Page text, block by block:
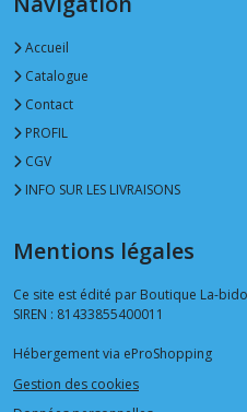
Accueil
Catalogue
Contact
PROFIL
CGV
INFO SUR LES LIVRAISONS
Mentions légales
Ce site est édité par Boutique La-
SIREN : 81433855400011
Hébergement via eProShopping
Gestion des cookies